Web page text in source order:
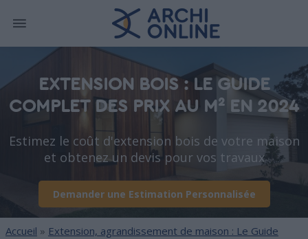
EXTENSION BOIS : LE GUIDE
COMPLET DES PRIX AU M² EN 2024
Estimez le coût d'extension bois de votre maison
et obtenez un devis pour vos travaux
Demander une Estimation Personnalisée
Accueil » Extension, agrandissement de maison : Le Guide